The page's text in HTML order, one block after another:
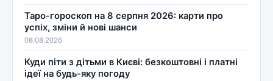
Таро-гороскоп на 8 серпня 2026: карти про
успіх, зміни й нові шанси
08.08.2026
Куди піти з дітьми в Києві: безкоштовні і платні
ідеї на будь-яку погоду